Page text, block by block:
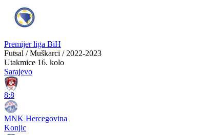
Premijer liga BiH
Futsal / Muškarci / 2022-2023
Utakmice 16. kolo
Sarajevo
8:8
MNK Hercegovina
Konjic